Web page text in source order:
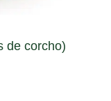
de corcho)